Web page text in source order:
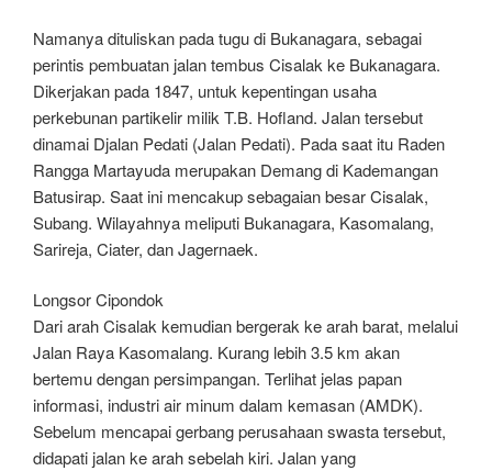
Namanya dituliskan pada tugu di Bukanagara, sebagai
perintis pembuatan jalan tembus Cisalak ke Bukanagara.
Dikerjakan pada 1847, untuk kepentingan usaha
perkebunan partikelir milik T.B. Hofland. Jalan tersebut
dinamai Djalan Pedati (Jalan Pedati). Pada saat itu Raden
Rangga Martayuda merupakan Demang di Kademangan
Batusirap. Saat ini mencakup sebagaian besar Cisalak,
Subang. Wilayahnya meliputi Bukanagara, Kasomalang,
Sarireja, Ciater, dan Jagernaek.
Longsor Cipondok
Dari arah Cisalak kemudian bergerak ke arah barat, melalui
Jalan Raya Kasomalang. Kurang lebih 3.5 km akan
bertemu dengan persimpangan. Terlihat jelas papan
informasi, industri air minum dalam kemasan (AMDK).
Sebelum mencapai gerbang perusahaan swasta tersebut,
didapati jalan ke arah sebelah kiri. Jalan yang